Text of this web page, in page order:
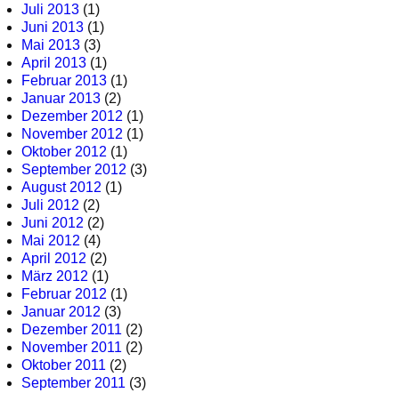
Juli 2013 (1)
Juni 2013 (1)
Mai 2013 (3)
April 2013 (1)
Februar 2013 (1)
Januar 2013 (2)
Dezember 2012 (1)
November 2012 (1)
Oktober 2012 (1)
September 2012 (3)
August 2012 (1)
Juli 2012 (2)
Juni 2012 (2)
Mai 2012 (4)
April 2012 (2)
März 2012 (1)
Februar 2012 (1)
Januar 2012 (3)
Dezember 2011 (2)
November 2011 (2)
Oktober 2011 (2)
September 2011 (3)